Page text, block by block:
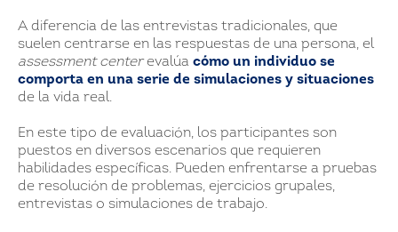
A diferencia de las entrevistas tradicionales, que
suelen centrarse en las respuestas de una persona, el
assessment centerevalúa cómo un individuo se
comporta en una serie de simulaciones y situaciones
de la vida real.
En este tipo de evaluación, los participantes son
puestos en diversos escenarios que requieren
habilidades específicas. Pueden enfrentarse a pruebas
de resolución de problemas, ejercicios grupales,
entrevistas o simulaciones de trabajo.